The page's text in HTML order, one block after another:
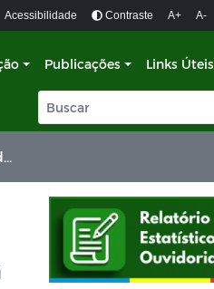
Acessibilidade Contraste A+ A-
Publicações Links Úteis